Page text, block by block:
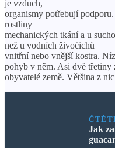
je vzduch,
organismy potřebují
rostliny
mechanických tkání a u
než u vodních živočichů
vnitřní nebo vnější kostra.
pohyb v něm. Asi dvě
obyvatelé země. Většina z
Jak